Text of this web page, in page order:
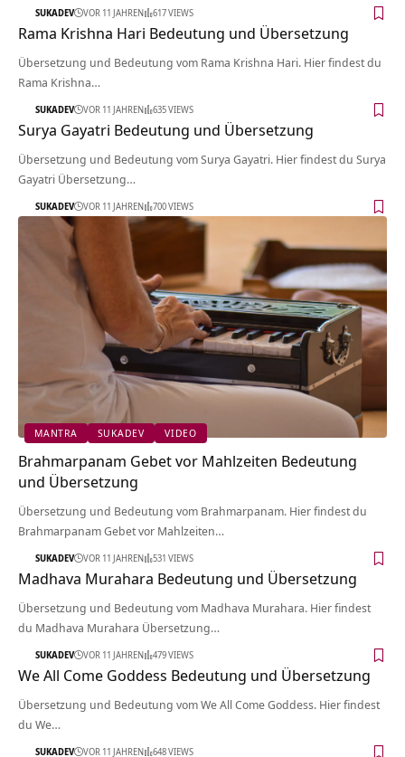
SUKADEV VOR 11 JAHREN 617 VIEWS
Rama Krishna Hari Bedeutung und Übersetzung
Übersetzung und Bedeutung vom Rama Krishna Hari. Hier findest du
Rama Krishna…
SUKADEV VOR 11 JAHREN 635 VIEWS
Surya Gayatri Bedeutung und Übersetzung
Übersetzung und Bedeutung vom Surya Gayatri. Hier findest du Surya
Gayatri Übersetzung…
SUKADEV VOR 11 JAHREN 700 VIEWS
MANTRA SUKADEV VIDEO
Brahmarpanam Gebet vor Mahlzeiten Bedeutung
und Übersetzung
Übersetzung und Bedeutung vom Brahmarpanam. Hier findest du
Brahmarpanam Gebet vor Mahlzeiten…
SUKADEV VOR 11 JAHREN 531 VIEWS
Madhava Murahara Bedeutung und Übersetzung
Übersetzung und Bedeutung vom Madhava Murahara. Hier findest
du Madhava Murahara Übersetzung…
SUKADEV VOR 11 JAHREN 479 VIEWS
We All Come Goddess Bedeutung und Übersetzung
Übersetzung und Bedeutung vom We All Come Goddess. Hier findest
du We…
SUKADEV VOR 11 JAHREN 648 VIEWS